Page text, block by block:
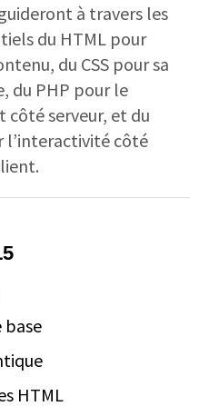
à travers les
du HTML pour
du CSS pour sa
du PHP pour le
serveur, et du
l’interactivité côté
base
HTML